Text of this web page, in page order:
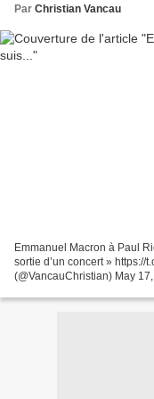
Par Christian Vancau
Emmanuel Macron à Paul
sortie d’un concert » https://
(@VancauChristian) May